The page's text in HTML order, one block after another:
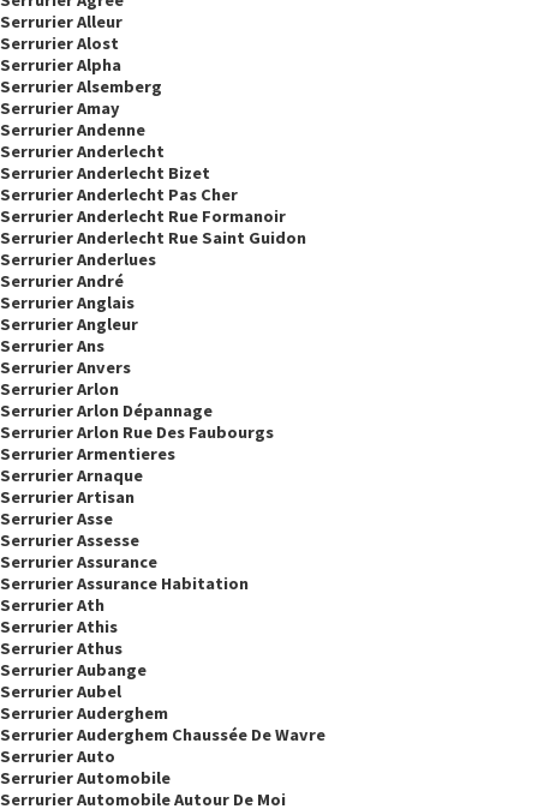
Serrurier Alleur
Serrurier Alost
Serrurier Alpha
Serrurier Alsemberg
Serrurier Amay
Serrurier Andenne
Serrurier Anderlecht
Serrurier Anderlecht Bizet
Serrurier Anderlecht Pas Cher
Serrurier Anderlecht Rue Formanoir
Serrurier Anderlecht Rue Saint Guidon
Serrurier Anderlues
Serrurier André
Serrurier Anglais
Serrurier Angleur
Serrurier Ans
Serrurier Anvers
Serrurier Arlon
Serrurier Arlon Dépannage
Serrurier Arlon Rue Des Faubourgs
Serrurier Armentieres
Serrurier Arnaque
Serrurier Artisan
Serrurier Asse
Serrurier Assesse
Serrurier Assurance
Serrurier Assurance Habitation
Serrurier Ath
Serrurier Athis
Serrurier Athus
Serrurier Aubange
Serrurier Aubel
Serrurier Auderghem
Serrurier Auderghem Chaussée De Wavre
Serrurier Auto
Serrurier Automobile
Serrurier Automobile Autour De Moi